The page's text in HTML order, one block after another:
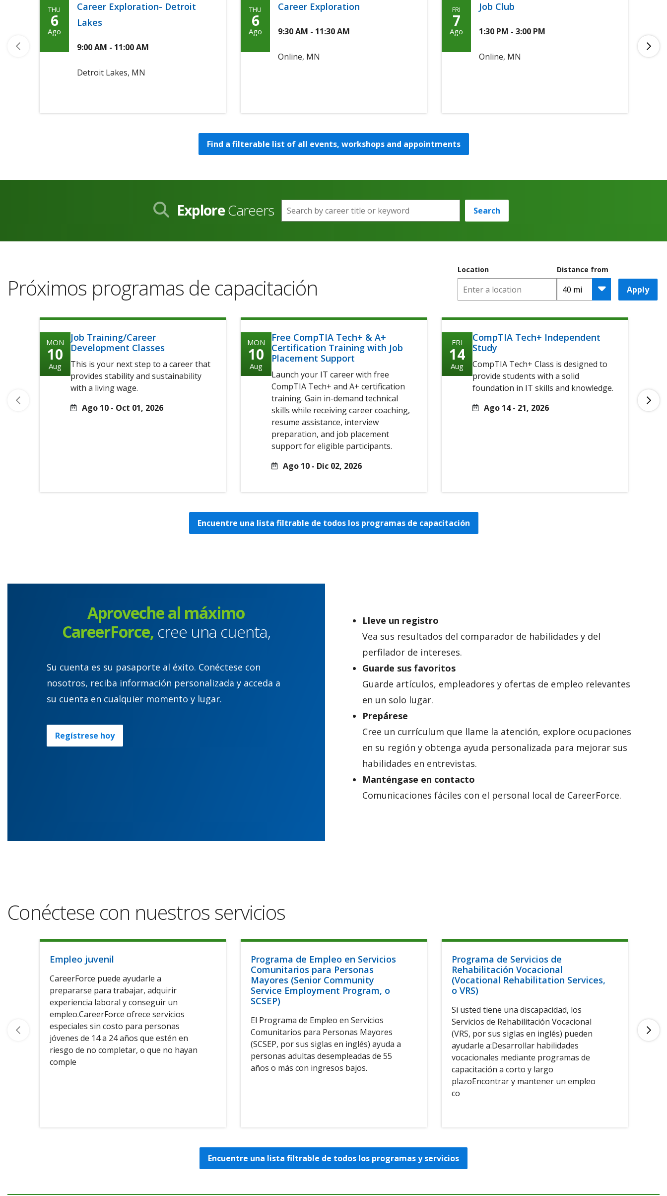
Thursday,
Agosto
THU
6
Ago
Career Exploration- Detroit
Lakes
9:00 AM - 11:00 AM
Detroit Lakes, MN
Thursday,
Agosto
THU
6
Ago
Career Exploration
9:30 AM - 11:30 AM
Online, MN
Friday,
Agosto
FRI
7
Ago
Job Club
1:30 PM - 3:00 PM
Online, MN
Find a filterable list of all events, workshops and appointments
ExploreCareers Search by career title or keyword Search
Próximos programas de capacitación
Location Distance from
Apply
MON
10
Aug
Job Training/Career
Development Classes
This is your next step to a career that
provides stability and sustainability
with a living wage.
Ago 10 - Oct 01, 2026
MON
10
Aug
Free CompTIA Tech+ & A+
Certification Training with Job
Placement Support
Launch your IT career with free
CompTIA Tech+ and A+ certification
training. Gain in-demand technical
skills while receiving career coaching,
resume assistance, interview
preparation, and job placement
support for eligible participants.
Ago 10 - Dic 02, 2026
FRI
14
Aug
CompTIA Tech+ Independent
Study
CompTIA Tech+ Class is designed to
provide students with a solid
foundation in IT skills and knowledge.
Ago 14 - 21, 2026
Encuentre una lista filtrable de todos los programas de capacitación
Aproveche al máximo
CareerForce, cree una cuenta,
Su cuenta es su pasaporte al éxito. Conéctese con
nosotros, reciba información personalizada y acceda a
su cuenta en cualquier momento y lugar.
Regístrese hoy
Lleve un registro
Vea sus resultados del comparador de habilidades y del
perfilador de intereses.
Guarde sus favoritos
Guarde artículos, empleadores y ofertas de empleo relevantes
en un solo lugar.
Prepárese
Cree un currículum que llame la atención, explore ocupaciones
en su región y obtenga ayuda personalizada para mejorar sus
habilidades en entrevistas.
Manténgase en contacto
Comunicaciones fáciles con el personal local de CareerForce.
Conéctese con nuestros servicios
Empleo juvenil
CareerForce puede ayudarle a
prepararse para trabajar, adquirir
experiencia laboral y conseguir un
empleo.CareerForce ofrece servicios
especiales sin costo para personas
jóvenes de 14 a 24 años que estén en
riesgo de no completar, o que no hayan
comple
Programa de Empleo en Servicios
Comunitarios para Personas
Mayores (Senior Community
Service Employment Program, o
SCSEP)
El Programa de Empleo en Servicios
Comunitarios para Personas Mayores
(SCSEP, por sus siglas en inglés) ayuda a
personas adultas desempleadas de 55
años o más con ingresos bajos.
Programa de Servicios de
Rehabilitación Vocacional
(Vocational Rehabilitation Services,
o VRS)
Si usted tiene una discapacidad, los
Servicios de Rehabilitación Vocacional
(VRS, por sus siglas en inglés) pueden
ayudarle a:Desarrollar habilidades
vocacionales mediante programas de
capacitación a corto y largo
plazoEncontrar y mantener un empleo
co
Encuentre una lista filtrable de todos los programas y servicios